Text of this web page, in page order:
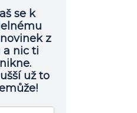
se k
z
a nic ti
už to